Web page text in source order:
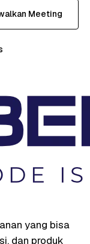
Meeting
yang bisa
dan produk